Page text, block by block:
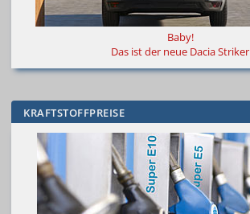
Baby!
Das ist der neue Dacia Striker
KRAFTSTOFFPREISE